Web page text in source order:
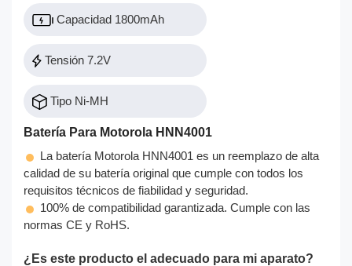
Capacidad 1800mAh
Tensión 7.2V
Tipo Ni-MH
Batería Para Motorola HNN4001
La batería Motorola HNN4001 es un reemplazo de alta
calidad de su batería original que cumple con todos los
requisitos técnicos de fiabilidad y seguridad.
100% de compatibilidad garantizada. Cumple con las
normas CE y RoHS.
¿Es este producto el adecuado para mi aparato?